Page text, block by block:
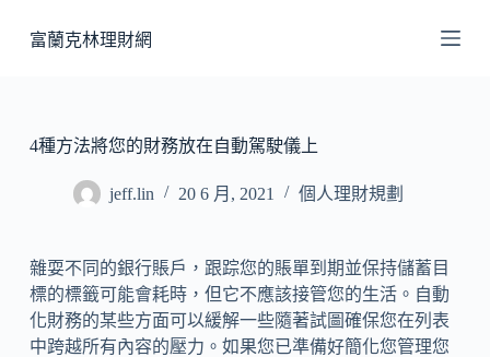
至
容
富蘭克林理財網
4種方法將您的財務放在自動駕駛儀上
jeff.lin 20 6 月, 2021 個人理財規劃
雜耍不同的銀行賬戶，跟踪您的賬單到期並保持儲蓄目
標的標籤可能會耗時，但它不應該接管您的生活。自動
化財務的某些方面可以緩解一些隨著試圖確保您在列表
中跨越所有內容的壓力。如果您已準備好簡化您管理您